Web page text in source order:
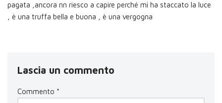
pagata ,ancora nn riesco a capire perché mi ha staccato la luce
, è una truffa bella e buona , è una vergogna
Lascia un commento
Commento *